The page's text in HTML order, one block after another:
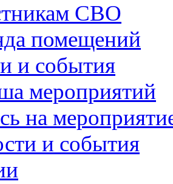
СВО
помещений
и события
мероприятий
на
и события